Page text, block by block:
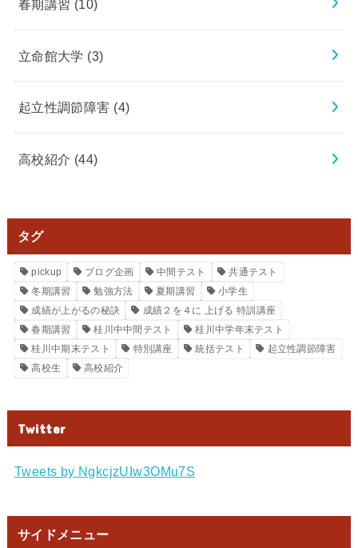
春期講習 (10)
立命館大学 (3)
起立性調節障害 (4)
高校紹介 (44)
タグ
pickup ブログ企画 中間テスト
共通テスト
冬期講習
勉強方法 夏期講習
小学生
成績が上がるの秘訣
成績２を４に 上げる 特訓講座
春期講習
桂川中中間テスト
桂川中学年末テスト
桂川中期末テスト
特別講座 統括テスト
起立性調節障害
高校生
高校紹介
Twitter
Tweets by NgkcjzUIw3OMu7S
サイドメニュー